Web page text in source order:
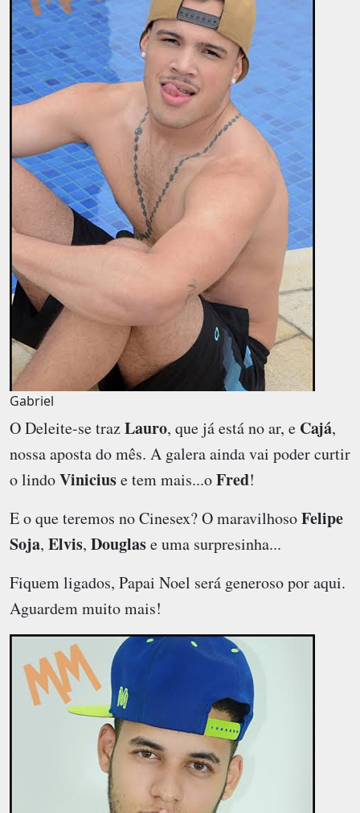
Gabriel
ODeleite-setrazLauro, que já está no ar, e Cajá,
nossa aposta do mês. A galera ainda vai poder curtir
o lindoViniciuse tem mais...oFred!
E o que teremos noCinesex? O maravilhosoFelipe
Soja, Elvis, Douglase uma surpresinha...
Fiquem ligados, Papai Noel será generoso por aqui.
Aguardem muito mais!